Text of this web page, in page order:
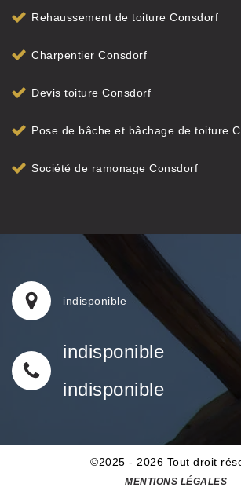
Rehaussement de toiture Consdorf
Charpentier Consdorf
Devis toiture Consdorf
Pose de bâche et bâchage de toiture
Société de ramonage Consdorf
indisponible
indisponible
indisponible
©2025 - 2026 Tout droit
MENTIONS LÉGALES